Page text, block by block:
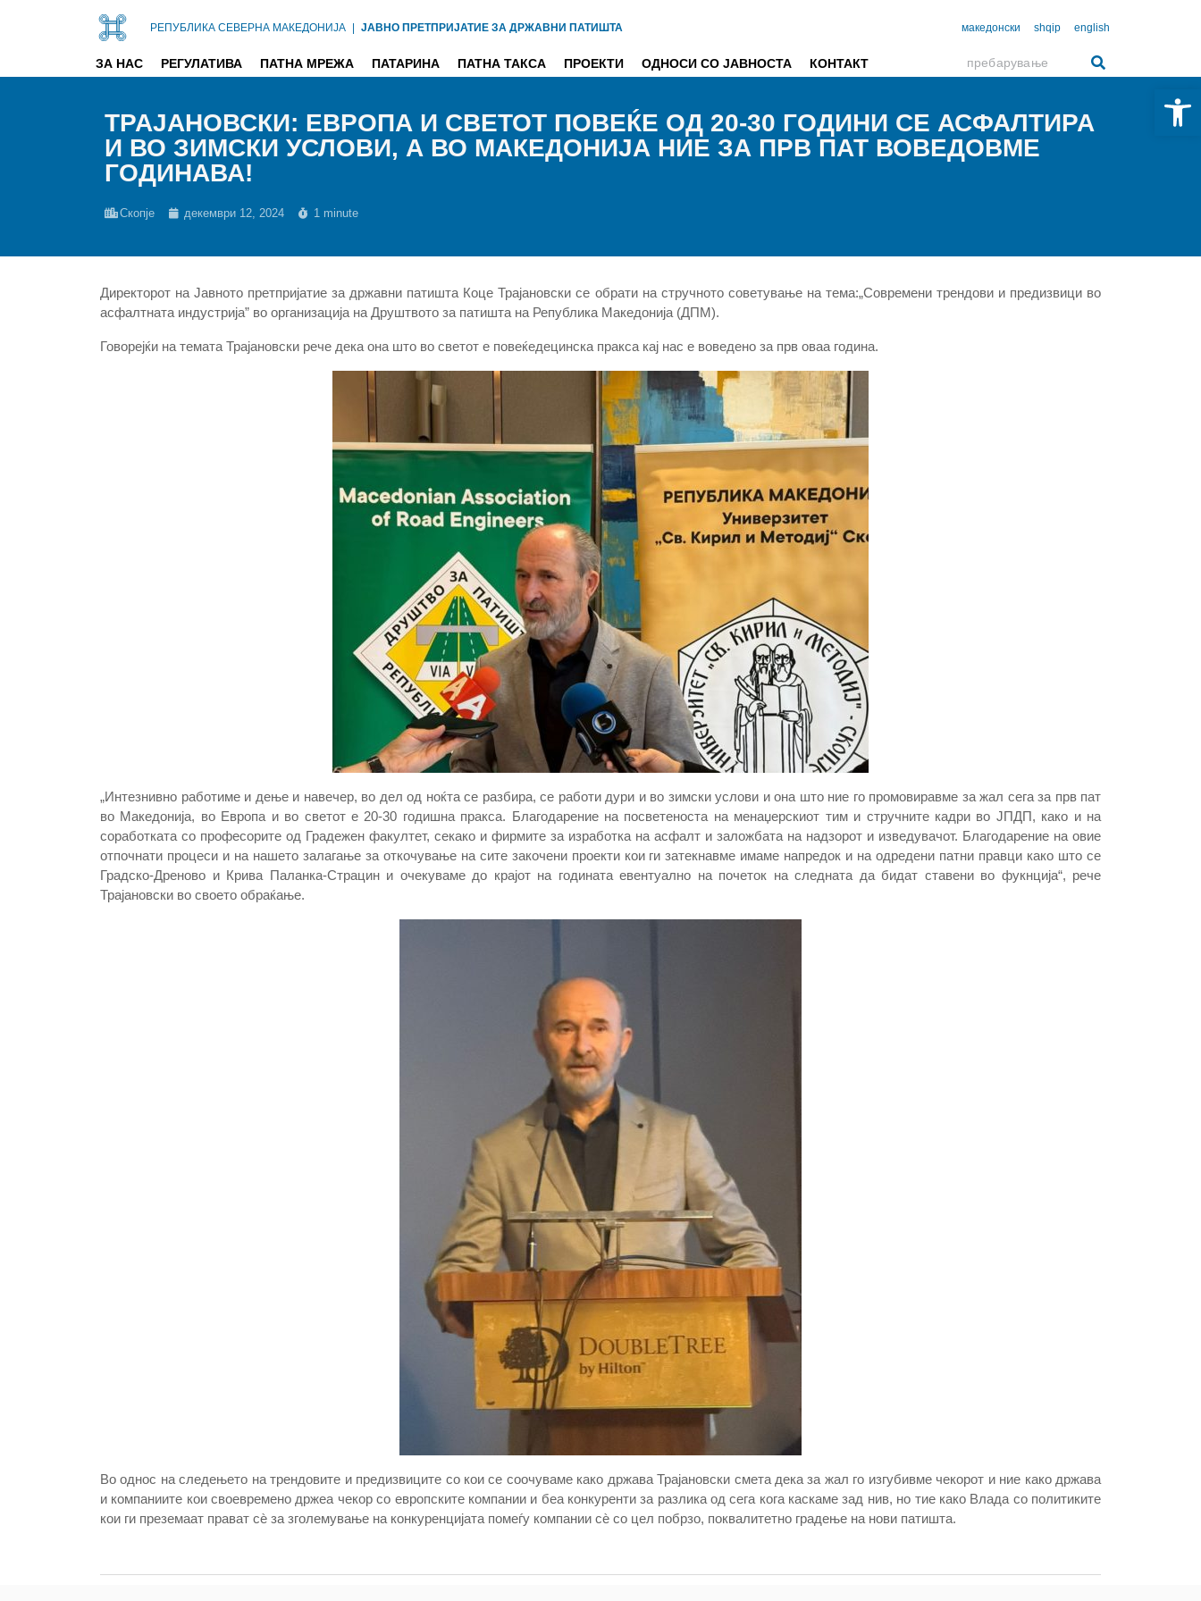
РЕПУБЛИКА СЕВЕРНА МАКЕДОНИЈА | ЈАВНО ПРЕТПРИЈАТИЕ ЗА ДРЖАВНИ ПАТИШТА македонски shqip english
ЗА НАС РЕГУЛАТИВА ПАТНА МРЕЖА ПАТАРИНА ПАТНА ТАКСА ПРОЕКТИ ОДНОСИ СО ЈАВНОСТА КОНТАКТ
ТРАЈАНОВСКИ: ЕВРОПА И СВЕТОТ ПОВЕЌЕ ОД 20-30 ГОДИНИ СЕ АСФАЛТИРА
И ВО ЗИМСКИ УСЛОВИ, А ВО МАКЕДОНИЈА НИЕ ЗА ПРВ ПАТ ВОВЕДОВМЕ
ГОДИНАВА!
Скопје декември 12, 2024 1 minute
Директорот на Јавното претпријатие за државни патишта Коце Трајановски се обрати на стручното советување на тема:„Современи трендови и предизвици во
асфалтната индустрија” во организација на Друштвото за патишта на Република Македонија (ДПМ).
Говорејќи на темата Трајановски рече дека она што во светот е повеќедецинска пракса кај нас е воведено за прв оваа година.
„Интезнивно работиме и дење и навечер, во дел од ноќта се разбира, се работи дури и во зимски услови и она што ние го промовиравме за жал сега за прв пат
во Македонија, во Европа и во светот е 20-30 годишна пракса. Благодарение на посветеноста на менаџерскиот тим и стручните кадри во ЈПДП, како и на
соработката со професорите од Градежен факултет, секако и фирмите за изработка на асфалт и заложбата на надзорот и изведувачот. Благодарение на овие
отпочнати процеси и на нашето залагање за откочување на сите закочени проекти кои ги затекнавме имаме напредок и на одредени патни правци како што се
Градско-Дреново и Крива Паланка-Страцин и очекуваме до крајот на годината евентуално на почеток на следната да бидат ставени во фукнција“, рече
Трајановски во своето обраќање.
Во однос на следењето на трендовите и предизвиците со кои се соочуваме како држава Трајановски смета дека за жал го изгубивме чекорот и ние како држава
и компаниите кои своевремено држеа чекор со европските компании и беа конкуренти за разлика од сега кога каскаме зад нив, но тие како Влада со политиките
кои ги преземаат прават сѐ за зголемување на конкуренцијата помеѓу компании сѐ со цел побрзо, поквалитетно градење на нови патишта.